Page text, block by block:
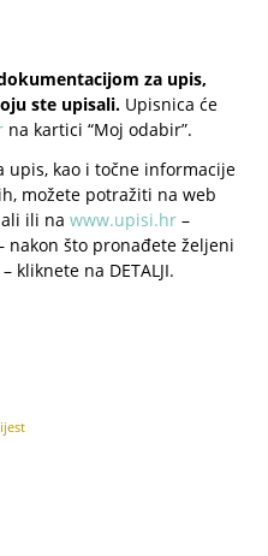
za upis,
ste upisali. Upisnica će
na kartici “Moj odabir”.
upis, kao i točne informacije
možete potražiti na web
ili nawww.upisi.hr –
nakon što pronađete željeni
kliknete na DETALJI.